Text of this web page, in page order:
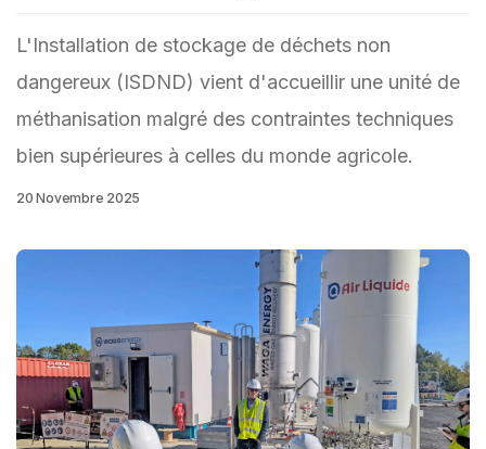
L'Installation de stockage de déchets non
dangereux (ISDND) vient d'accueillir une unité de
méthanisation malgré des contraintes techniques
bien supérieures à celles du monde agricole.
20 Novembre 2025